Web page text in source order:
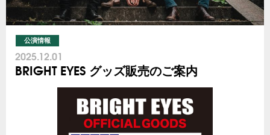
公演情報
2025.12.01
BRIGHT EYES グッズ販売のご案内